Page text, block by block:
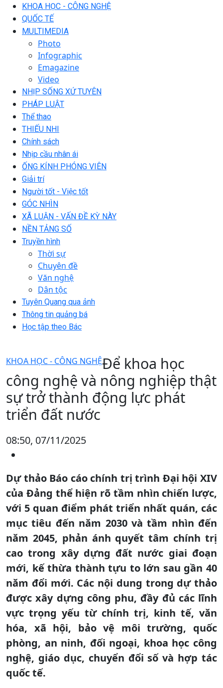
KHOA HỌC - CÔNG NGHỆ
QUỐC TẾ
MULTIMEDIA
Photo
Infographic
Emagazine
Video
NHỊP SỐNG XỨ TUYÊN
PHÁP LUẬT
Thể thao
THIẾU NHI
Chính sách
Nhịp cầu nhân ái
ỐNG KÍNH PHÓNG VIÊN
Giải trí
Người tốt - Việc tốt
GÓC NHÌN
XÃ LUẬN - VẤN ĐỀ KỲ NÀY
NỀN TẢNG SỐ
Truyền hình
Thời sự
Chuyên đề
Văn nghệ
Dân tộc
Tuyên Quang qua ảnh
Thông tin quảng bá
Học tập theo Bác
KHOA HỌC - CÔNG NGHỆĐể khoa học
công nghệ và nông nghiệp thật
sự trở thành động lực phát
triển đất nước
08:50, 07/11/2025
Dự thảo Báo cáo chính trị trình Đại hội XIV
của Đảng thể hiện rõ tầm nhìn chiến lược,
với 5 quan điểm phát triển nhất quán, các
mục tiêu đến năm 2030 và tầm nhìn đến
năm 2045, phản ánh quyết tâm chính trị
cao trong xây dựng đất nước giai đoạn
mới, kế thừa thành tựu to lớn sau gần 40
năm đổi mới. Các nội dung trong dự thảo
được xây dựng công phu, đầy đủ các lĩnh
vực trọng yếu từ chính trị, kinh tế, văn
hóa, xã hội, bảo vệ môi trường, quốc
phòng, an ninh, đối ngoại, khoa học công
nghệ, giáo dục, chuyển đổi số và hợp tác
quốc tế.